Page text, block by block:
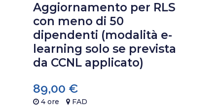
Aggiornamento per RLS
con meno di 50
dipendenti (modalità e-
learning solo se prevista
da CCNL applicato)
89,00 €
4 ore FAD